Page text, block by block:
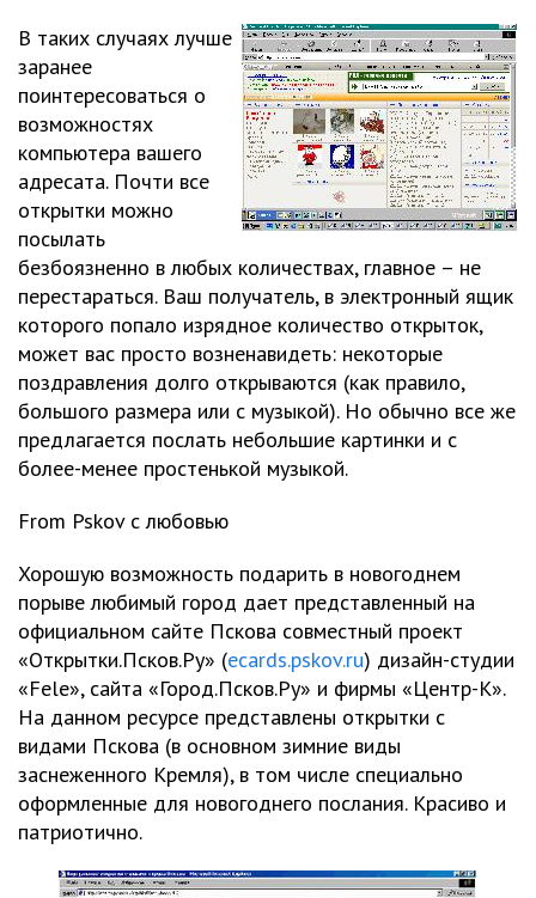
В таких случаях лучше
заранее
поинтересоваться о
возможностях
компьютера вашего
адресата. Почти все
открытки можно
посылать
безбоязненно в любых количествах, главное – не
перестараться. Ваш получатель, в электронный ящик
которого попало изрядное количество открыток,
может вас просто возненавидеть: некоторые
поздравления долго открываются (как правило,
большого размера или с музыкой). Но обычно все же
предлагается послать небольшие картинки и с
более-менее простенькой музыкой.
From Pskov с любовью
Хорошую возможность подарить в новогоднем
порыве любимый город дает представленный на
официальном сайте Пскова совместный проект
«Открытки.Псков.Ру» (ecards.pskov.ru) дизайн-студии
«Fele», сайта «Город.Псков.Ру» и фирмы «Центр-К».
На данном ресурсе представлены открытки с
видами Пскова (в основном зимние виды
заснеженного Кремля), в том числе специально
оформленные для новогоднего послания. Красиво и
патриотично.